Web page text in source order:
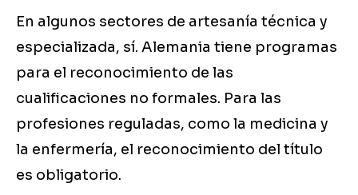
En algunos sectores de artesanía técnica y
especializada, sí. Alemania tiene programas
para el reconocimiento de las
cualificaciones no formales. Para las
profesiones reguladas, como la medicina y
la enfermería, el reconocimiento del título
es obligatorio.